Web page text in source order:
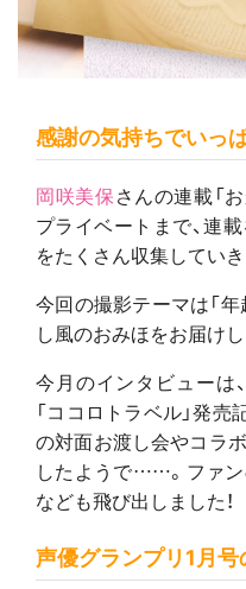
感謝の気持ちでいっ
岡咲美保さんの連載「
プライベートまで、連
をたくさん収集していき
今回の撮影テーマは「
し風のおみほをお届けし
今月のインタビューは
「ココロトラベル」発
の対面お渡し会やコラ
したようで……。ファ
なども飛び出しました！
声優グランプリ1月号